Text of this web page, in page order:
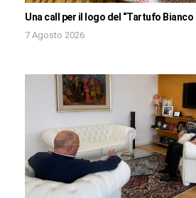
Una call per il logo del “Tartufo Bianco
7 Agosto 2026